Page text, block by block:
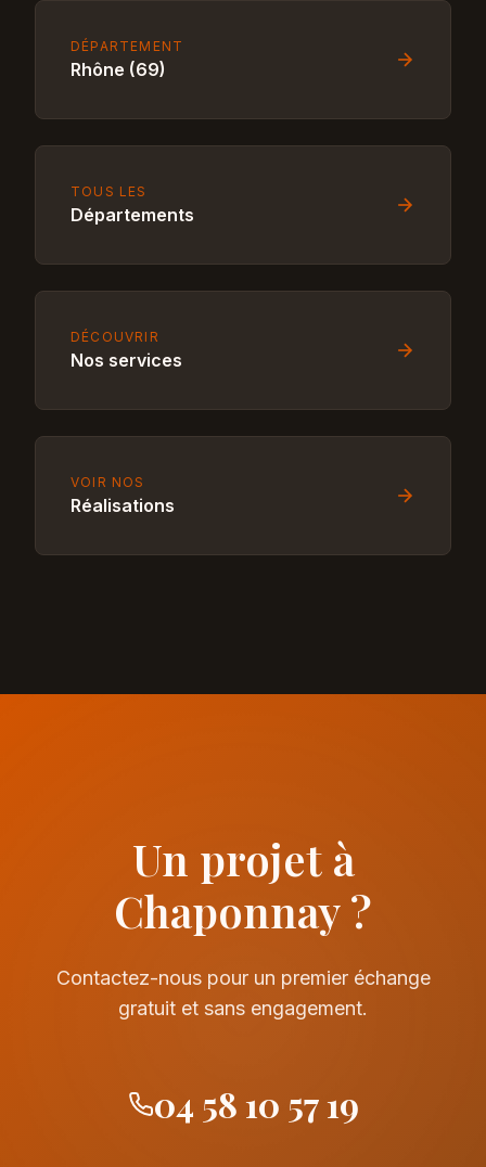
DÉPARTEMENT
Rhône (69)
TOUS LES
Départements
DÉCOUVRIR
Nos services
VOIR NOS
Réalisations
Un projet à
Chaponnay ?
Contactez-nous pour un premier échange
gratuit et sans engagement.
04 58 10 57 19